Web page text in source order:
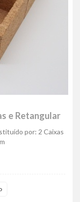
e Retangular
por: 2 Caixas